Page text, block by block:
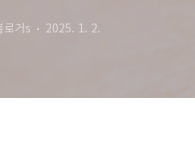
로거s 2025. 1. 2.